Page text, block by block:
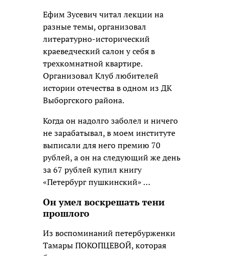
Ефим Зусевич читал лекции на
разные темы, организовал
литературно-исторический
краеведческий салон у себя в
трехкомнатной квартире.
Организовал Клуб любителей
истории отечества в одном из ДК
Выборгского района.
Когда он надолго заболел и ничего
не зарабатывал, в моем институте
выписали для него премию 70
рублей, а он на следующий же день
за 67 рублей купил книгу
«Петербург пушкинский» …
Он умел воскрешать тени
прошлого
Из воспоминаний петербурженки
Тамары ПОКОПЦЕВОЙ, которая